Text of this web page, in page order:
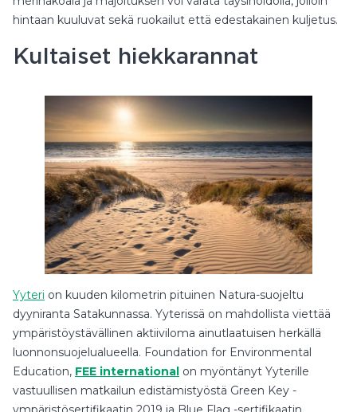
hintaan kuuluvat sekä ruokailut että edestakainen kuljetus.
Kultaiset hiekkarannat
Yyteri on kuuden kilometrin pituinen Natura-suojeltu
dyyniranta Satakunnassa. Yyterissä on mahdollista viettää
ympäristöystävällinen aktiiviloma ainutlaatuisen herkällä
luonnonsuojelualueella. Foundation for Environmental
Education, FEE international on myöntänyt Yyterille
vastuullisen matkailun edistämistyöstä Green Key -